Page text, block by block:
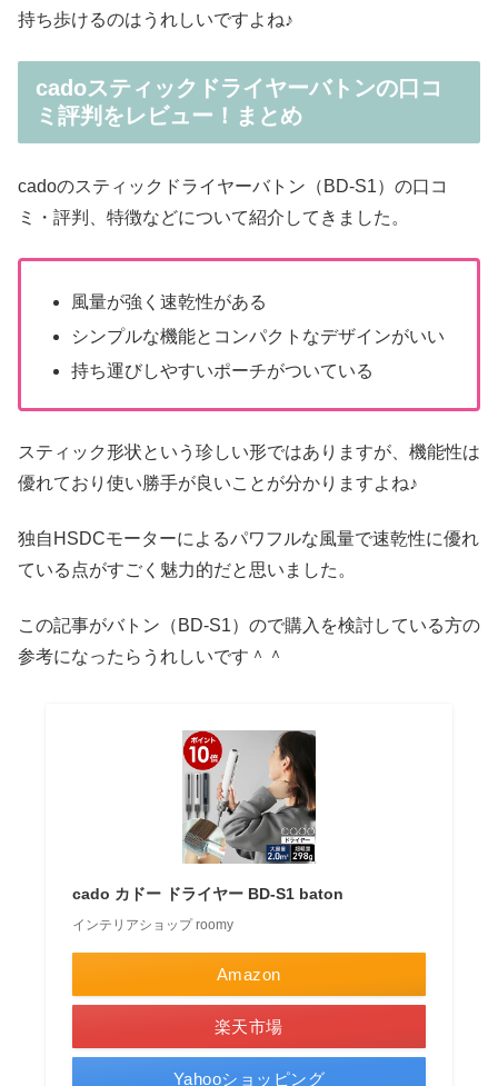
持ち歩けるのはうれしいですよね♪
cadoスティックドライヤーバトンの口コ
ミ評判をレビュー！まとめ
cadoのスティックドライヤーバトン（BD-S1）の口コ
ミ・評判、特徴などについて紹介してきました。
風量が強く速乾性がある
シンプルな機能とコンパクトなデザインがいい
持ち運びしやすいポーチがついている
スティック形状という珍しい形ではありますが、機能性は
優れており使い勝手が良いことが分かりますよね♪
独自HSDCモーターによるパワフルな風量で速乾性に優れ
ている点がすごく魅力的だと思いました。
この記事がバトン（BD-S1）ので購入を検討している方の
参考になったらうれしいです＾＾
cado カドー ドライヤー BD-S1 baton
インテリアショップ roomy
Amazon
楽天市場
Yahooショッピング